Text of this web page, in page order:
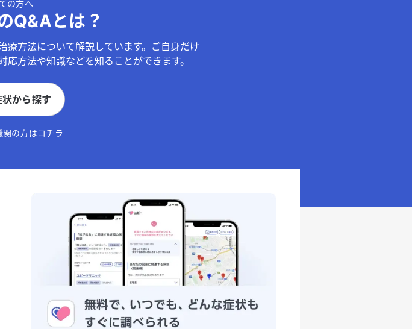
の方へ
Q&Aとは？
療方法について解説しています。ご自身だけ
方法や知識などを知ることができます。
から探す
関の方はコチラ